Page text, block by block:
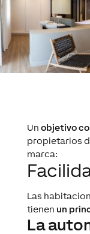
Un objetivo
propietarios
marca:
Las
tienen un
La